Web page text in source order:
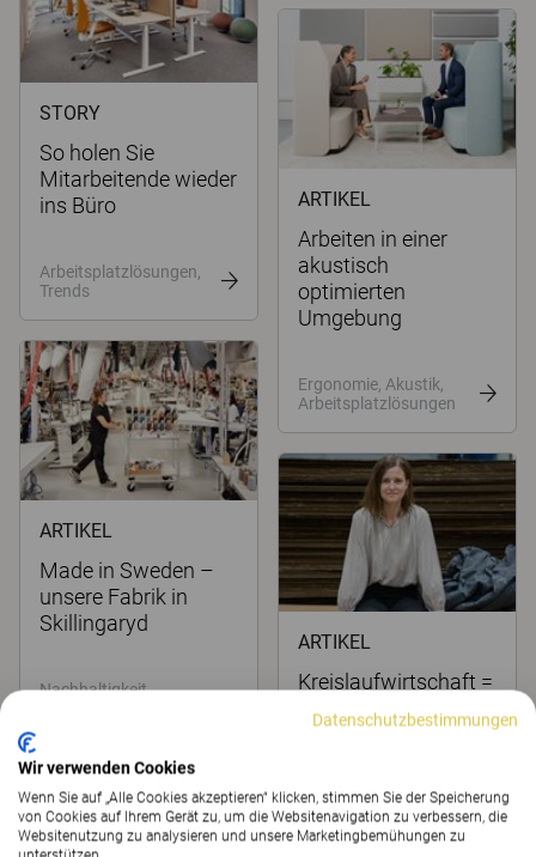
STORY
So holen Sie
Mitarbeitende wieder
ins Büro
Arbeitsplatzlösungen,
Trends
ARTIKEL
Arbeiten in einer
akustisch
optimierten
Umgebung
Ergonomie, Akustik,
Arbeitsplatzlösungen
ARTIKEL
Made in Sweden –
unsere Fabrik in
Skillingaryd
Nachhaltigkeit,
Gesundheitseinrichtun
ARTIKEL
Kreislaufwirtschaft =
nachhaltig?
Circularity,
Bildungseinrichtungen
,
Datenschutzbestimmungen
Wir verwenden Cookies
Wenn Sie auf „Alle Cookies akzeptieren“ klicken, stimmen Sie der Speicherung
von Cookies auf Ihrem Gerät zu, um die Websitenavigation zu verbessern, die
Websitenutzung zu analysieren und unsere Marketingbemühungen zu